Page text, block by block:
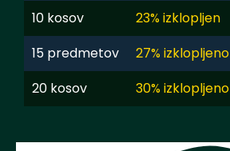
10 kosov
23% izklopljen
15 predmetov
27% izklopljeno
20 kosov
30% izklopljeno